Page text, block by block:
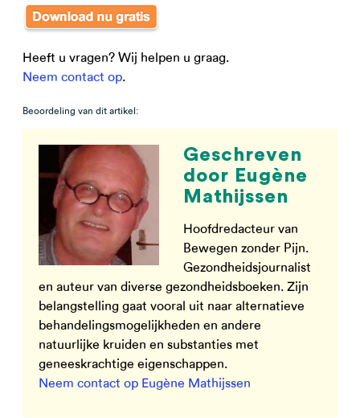
Heeft u vragen? Wij helpen u graag.
Neem contact op.
Beoordeling van dit artikel:
Geschreven
door Eugène
Mathijssen
Hoofdredacteur van
Bewegen zonder Pijn.
Gezondheidsjournalist
en auteur van diverse gezondheidsboeken. Zijn
belangstelling gaat vooral uit naar alternatieve
behandelingsmogelijkheden en andere
natuurlijke kruiden en substanties met
geneeskrachtige eigenschappen.
Neem contact op Eugène Mathijssen